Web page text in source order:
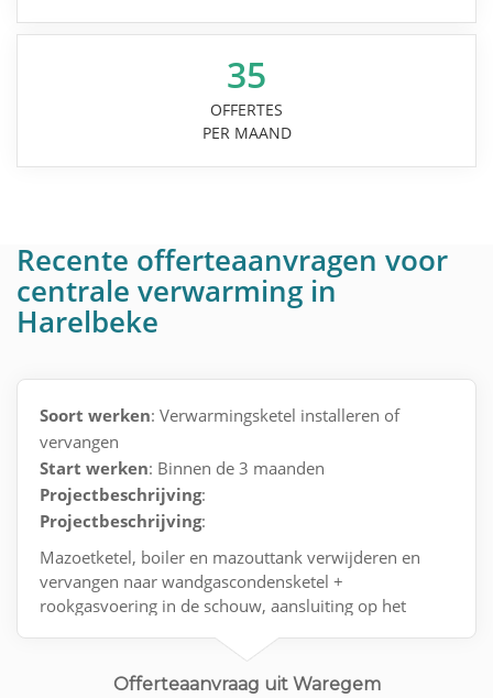
35
OFFERTES
PER MAAND
Recente offerteaanvragen voor
centrale verwarming in
Harelbeke
Soort werken: Verwarmingsketel installeren of
vervangen
Start werken: Binnen de 3 maanden
Projectbeschrijving:
Projectbeschrijving:
Mazoetketel, boiler en mazouttank verwijderen en
vervangen naar wandgascondensketel +
rookgasvoering in de schouw, aansluiting op het
Offerteaanvraag uit Waregem